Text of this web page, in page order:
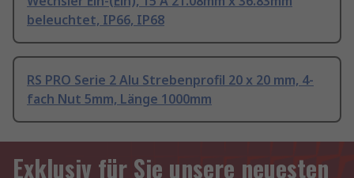
beleuchtet, IP66, IP68
RS PRO Serie 2 Alu Strebenprofil 20 x 20 mm, 4-
fach Nut 5mm, Länge 1000mm
Exklusiv für Sie unsere neuesten